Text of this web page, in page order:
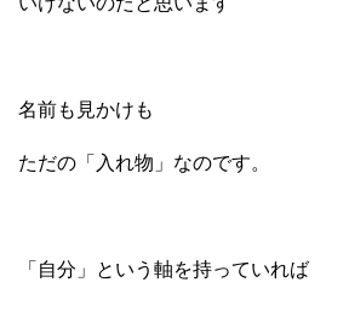
名前も見かけも
ただの「入れ物」なのです。
「自分」という軸を持っていれば